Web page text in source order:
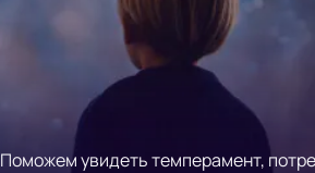
Поможем увидеть темперамент,